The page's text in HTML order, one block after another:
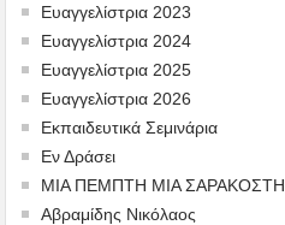
Ευαγγελίστρια 2023
Ευαγγελίστρια 2024
Ευαγγελίστρια 2025
Ευαγγελίστρια 2026
Εκπαιδευτικά Σεμινάρια
Εν Δράσει
ΜΙΑ ΠΕΜΠΤΗ ΜΙΑ ΣΑΡΑΚΟΣΤΗ
Αβραμίδης Νικόλαος